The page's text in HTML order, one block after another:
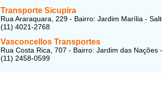
Transporte Sicupira
Rua Araraquara, 229 - Bairro: Jardim Marília -
(11) 4021-2768
Vasconcellos Transportes
Rua Costa Rica, 707 - Bairro: Jardim das Nações
(11) 2458-0599